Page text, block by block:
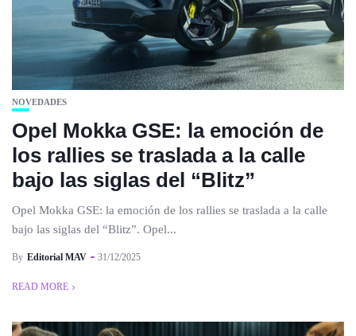
NOVEDADES
Opel Mokka GSE: la emoción de
los rallies se traslada a la calle
bajo las siglas del “Blitz”
Opel Mokka GSE: la emoción de los rallies se traslada a la calle
bajo las siglas del “Blitz”. Opel...
By Editorial MAV 31/12/2025
READ MORE